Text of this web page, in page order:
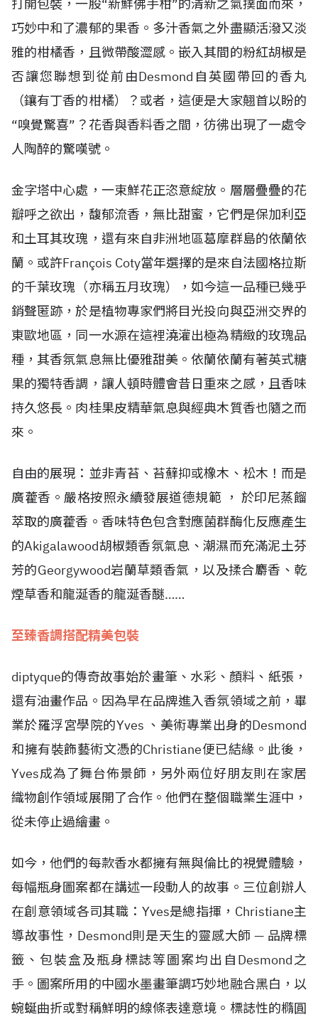
打開包裝，一股“新鮮佛手柑”的清新之氣撲面而來，
巧妙中和了濃郁的果香。多汁香氣之外盡顯活潑又淡
雅的柑橘香，且微帶酸澀感。嵌入其間的粉紅胡椒是
否讓您聯想到從前由Desmond自英國帶回的香丸
（鑲有丁香的柑橘）？或者，這便是大家翹首以盼的
“嗅覺驚喜”？花香與香料香之間，彷彿出現了一處令
人陶醉的驚嘆號。
金字塔中心處，一束鮮花正恣意綻放。層層疊疊的花
瓣呼之欲出，馥郁流香，無比甜蜜，它們是保加利亞
和土耳其玫瑰，還有來自非洲地區葛摩群島的依蘭依
蘭。或許François Coty當年選擇的是來自法國格拉斯
的千葉玫瑰（亦稱五月玫瑰），如今這一品種已幾乎
銷聲匿跡，於是植物專家們將目光投向與亞洲交界的
東歐地區，同一水源在這裡澆灌出極為精緻的玫瑰品
種，其香氛氣息無比優雅甜美。依蘭依蘭有著英式糖
果的獨特香調，讓人頓時體會昔日重來之感，且香味
持久悠長。肉桂果皮精華氣息與經典木質香也隨之而
來。
自由的展現：並非青苔、苔蘚抑或橡木、松木！而是
廣藿香。嚴格按照永續發展道德規範 ， 於印尼蒸餾
萃取的廣藿香。香味特色包含對應菌群酶化反應產生
的Akigalawood胡椒類香氛氣息、潮濕而充滿泥土芬
芳的Georgywood岩蘭草類香氣，以及揉合麝香、乾
煙草香和龍涎香的龍涎香醚……
至臻香調搭配精美包裝
diptyque的傳奇故事始於畫筆、水彩、顏料、紙張，
還有油畫作品。因為早在品牌進入香氛領域之前，畢
業於羅浮宮學院的Yves 、美術專業出身的Desmond
和擁有裝飾藝術文憑的Christiane便已結緣。此後，
Yves成為了舞台佈景師，另外兩位好朋友則在家居
織物創作領域展開了合作。他們在整個職業生涯中，
從未停止過繪畫。
如今，他們的每款香水都擁有無與倫比的視覺體驗，
每幅瓶身圖案都在講述一段動人的故事。三位創辦人
在創意領域各司其職：Yves是總指揮，Christiane主
導故事性，Desmond則是天生的靈感大師 — 品牌標
籤、包裝盒及瓶身標誌等圖案均出自Desmond之
手。圖案所用的中國水墨畫筆調巧妙地融合黑白，以
蜿蜒曲折或對稱鮮明的線條表達意境。標誌性的橢圓